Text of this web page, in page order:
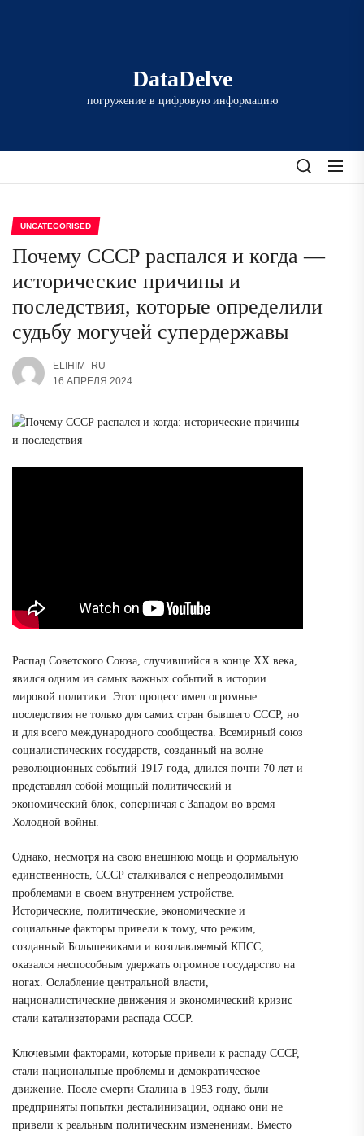
DataDelve
погружение в цифровую информацию
UNCATEGORISED
Почему СССР распался и когда —
исторические причины и
последствия, которые определили
судьбу могучей супердержавы
ELIHIM_RU
16 АПРЕЛЯ 2024
Распад Советского Союза, случившийся в конце XX века,
явился одним из самых важных событий в истории
мировой политики. Этот процесс имел огромные
последствия не только для самих стран бывшего СССР, но
и для всего международного сообщества. Всемирный союз
социалистических государств, созданный на волне
революционных событий 1917 года, длился почти 70 лет и
представлял собой мощный политический и
экономический блок, соперничая с Западом во время
Холодной войны.
Однако, несмотря на свою внешнюю мощь и формальную
единственность, СССР сталкивался с непреодолимыми
проблемами в своем внутреннем устройстве.
Исторические, политические, экономические и
социальные факторы привели к тому, что режим,
созданный Большевиками и возглавляемый КПСС,
оказался неспособным удержать огромное государство на
ногах. Ослабление центральной власти,
националистические движения и экономический кризис
стали катализаторами распада СССР.
Ключевыми факторами, которые привели к распаду СССР,
стали национальные проблемы и демократическое
движение. После смерти Сталина в 1953 году, были
предприняты попытки десталинизации, однако они не
привели к реальным политическим изменениям. Вместо